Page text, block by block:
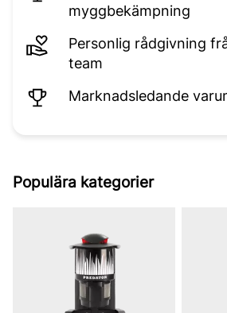
myggbekämpning
Personlig rådgivning
team
Marknadsledande
Populära kategorier